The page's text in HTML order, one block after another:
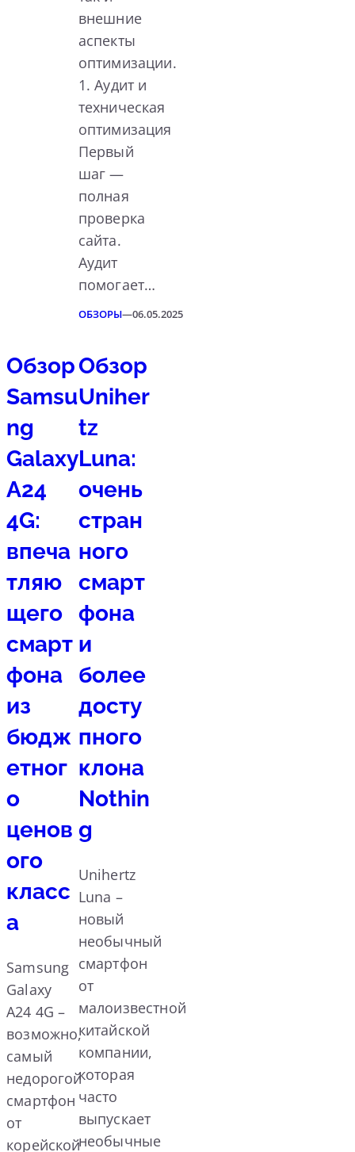
внешние
аспекты
оптимизации.
1. Аудит и
техническая
оптимизация
Первый
шаг —
полная
проверка
сайта.
Аудит
помогает…
ОБЗОРЫ—06.05.2025
Обзор
Samsu
ng
Galaxy
A24
4G:
впеча
тляю
щего
смарт
фона
из
бюдж
етног
о
ценов
ого
класс
а
Samsung
Galaxy
A24 4G –
возможно,
самый
недорогой
смартфон
от
корейской
Обзор
Uniher
tz
Luna:
очень
стран
ного
смарт
фона
и
более
досту
пного
клона
Nothin
g
Unihertz
Luna –
новый
необычный
смартфон
от
малоизвестной
китайской
компании,
которая
часто
выпускает
необычные